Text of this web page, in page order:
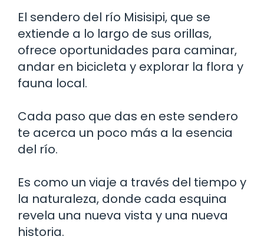
El sendero del río Misisipi, que se
extiende a lo largo de sus orillas,
ofrece oportunidades para caminar,
andar en bicicleta y explorar la flora y
fauna local.
Cada paso que das en este sendero
te acerca un poco más a la esencia
del río.
Es como un viaje a través del tiempo y
la naturaleza, donde cada esquina
revela una nueva vista y una nueva
historia.